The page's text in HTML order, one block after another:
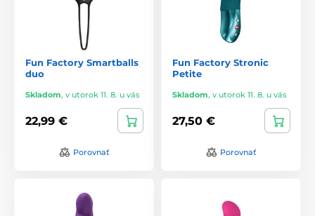
Fun Factory Smartballs
duo
Skladom, v utorok 11. 8. u vás
22,99 €
Porovnať
Fun Factory Stronic
Petite
Skladom, v utorok 11. 8. u vás
27,50 €
Porovnať